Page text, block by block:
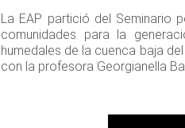
La EAP partició del Seminario
comunidades para la
humedales de la cuenca baja
con la profesora Georgianella